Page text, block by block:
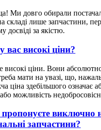
Ми довго обирали
складі лише запчастини,
досвіді за якістю.
вас високі ціни?
високі ціни. Вони
мати на увазі, що,
ціна здебільшого означає
можливість
виключно
запчастини?